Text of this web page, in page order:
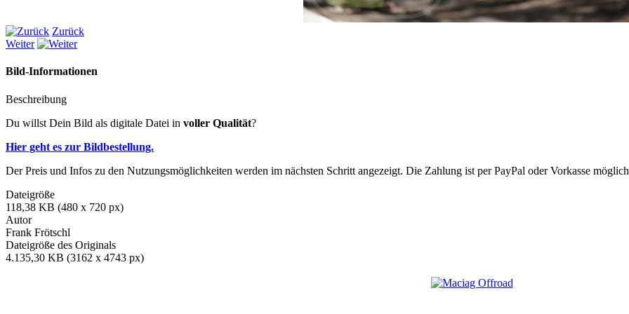
Zurück
Weiter
Bild-Informationen
Beschreibung
Du willst Dein Bild als digitale Datei in voller Qualität?
Hier geht es zur Bildbestellung.
Der Preis und Infos zu den Nutzungsmöglichkeiten werden im nächsten Schritt angezeigt. Die Zahlung ist per PayPal oder Vorkasse
Dateigröße
118,38 KB (480 x 720 px)
Autor
Frank Frötschl
Dateigröße des Originals
4.135,30 KB (3162 x 4743 px)